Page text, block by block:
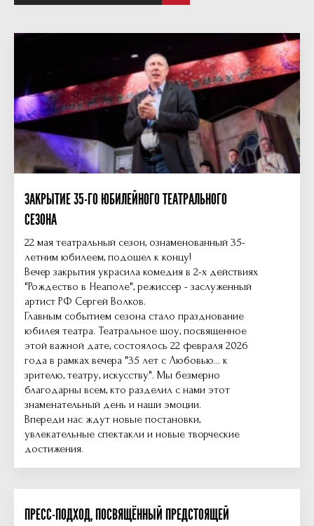
ЗАКРЫТИЕ 35-ГО ЮБИЛЕЙНОГО ТЕАТРАЛЬНОГО
СЕЗОНА
22 мая театральный сезон, ознаменованный 35-
летним юбилеем, подошел к концу!
Вечер закрытия украсила комедия в 2-х действиях
"Рождество в Неаполе", режиссер - заслуженный
артист РФ Сергей Волков.
Главным событием сезона стало празднование
юбилея театра. Театральное шоу, посвященное
этой важной дате, состоялось 22 февраля 2026
года в рамках вечера "35 лет с Любовью... к
зрителю, театру, искусству". Мы безмерно
благодарны всем, кто разделил с нами этот
знаменательный день и наши эмоции.
Впереди нас ждут новые постановки,
увлекательные спектакли и новые творческие
достижения.
ПРЕСС-ПОДХОД, ПОСВЯЩЁННЫЙ ПРЕДСТОЯЩЕЙ